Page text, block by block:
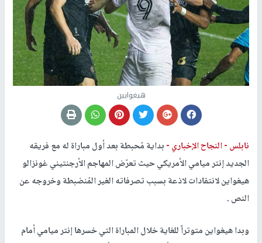
هيغوايين
نابلس -النجاح الإخباري -بداية مُحبطة بعد أول مباراة له مع فريقه
الجديد إنتر ميامي الأمريكي حيث تعرّض المهاجم الأرجنتيني غونزالو
هيغواين لانتقادات لاذعة بسبب تصرفاته الغير المُنضبطة وخروجه عن
النص .
وبدا هيغواين متوتراً للغاية خلال المباراة التي خسرها إنتر ميامي أمام